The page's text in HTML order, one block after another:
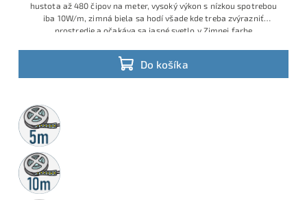
Do košíka
hustota až 480 čipov na meter, vysoký výkon s nízkou spotrebou
iba 10W/m, zimná biela sa hodí všade kde treba zvýrazniť
prostredie a očakáva sa jasné svetlo v Zimnej farbe
5m
rolka
10m
rolka